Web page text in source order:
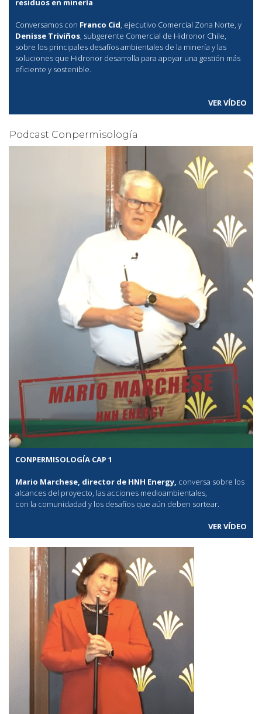
residuos en minería
Conversamos con Franco Cid, ejecutivo Comercial Zona Norte, y
Denisse Triviños, subgerente Comercial de Hidronor Chile,
sobre los principales desafíos ambientales de la minería y las
soluciones que Hidronor desarrolla para apoyar una gestión más
eficiente y sostenible.
VER VÍDEO
Podcast Conpermisología
CONPERMISOLOGÍA CAP 1
Mario Marchese, director de HNH Energy, conversa sobre los
alcances del proyecto, las acciones medioambientales,
con la comunidadad y los desafíos que aún deben sortear.
VER VÍDEO